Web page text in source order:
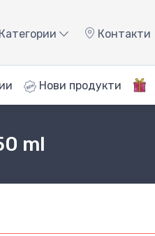
Категории Контакти
Нови продукти
ml